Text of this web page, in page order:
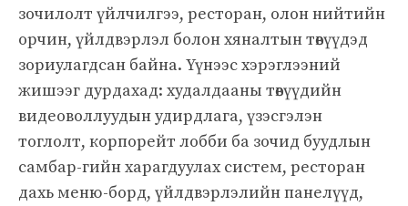
зочилолт үйлчилгээ, ресторан, олон нийтийн
орчин, үйлдвэрлэл болон хяналтын төвүүдэд
зориулагдсан байна. Үүнээс хэрэглээний
жишээг дурдахад: худалдааны төвүүдийн
видеоволлуудын удирдлага, үзэсгэлэн
тоглолт, корпорейт лобби ба зочид буудлын
самбар-гийн харагдуулах систем, ресторан
дахь меню-борд, үйлдвэрлэлийн панелүүд,